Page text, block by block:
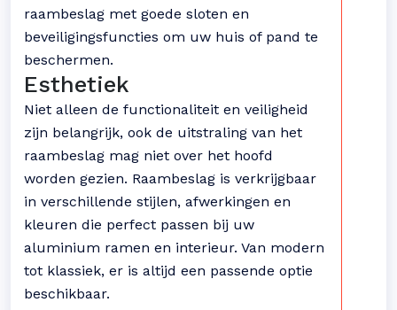
raambeslag met goede sloten en
beveiligingsfuncties om uw huis of pand te
beschermen.
Esthetiek
Niet alleen de functionaliteit en veiligheid
zijn belangrijk, ook de uitstraling van het
raambeslag mag niet over het hoofd
worden gezien. Raambeslag is verkrijgbaar
in verschillende stijlen, afwerkingen en
kleuren die perfect passen bij uw
aluminium ramen en interieur. Van modern
tot klassiek, er is altijd een passende optie
beschikbaar.